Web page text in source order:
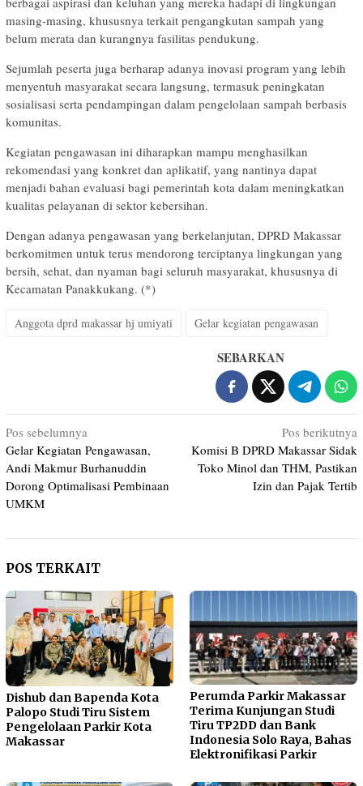
masing-masing, khususnya terkait pengangkutan sampah yang
belum merata dan kurangnya fasilitas pendukung.
Sejumlah peserta juga berharap adanya inovasi program yang lebih
menyentuh masyarakat secara langsung, termasuk peningkatan
sosialisasi serta pendampingan dalam pengelolaan sampah berbasis
komunitas.
Kegiatan pengawasan ini diharapkan mampu menghasilkan
rekomendasi yang konkret dan aplikatif, yang nantinya dapat
menjadi bahan evaluasi bagi pemerintah kota dalam meningkatkan
kualitas pelayanan di sektor kebersihan.
Dengan adanya pengawasan yang berkelanjutan, DPRD Makassar
berkomitmen untuk terus mendorong terciptanya lingkungan yang
bersih, sehat, dan nyaman bagi seluruh masyarakat, khususnya di
Kecamatan Panakkukang. (*)
Anggota dprd makassar hj umiyati Gelar kegiatan pengawasan
SEBARKAN
Navigasi
pos
Pos sebelumnya
Gelar Kegiatan Pengawasan,
Andi Makmur Burhanuddin
Dorong Optimalisasi Pembinaan
UMKM
Pos berikutnya
Komisi B DPRD Makassar Sidak
Toko Minol dan THM, Pastikan
Izin dan Pajak Tertib
POS TERKAIT
Dishub dan Bapenda Kota
Palopo Studi Tiru Sistem
Pengelolaan Parkir Kota
Makassar
Perumda Parkir Makassar
Terima Kunjungan Studi
Tiru TP2DD dan Bank
Indonesia Solo Raya, Bahas
Elektronifikasi Parkir